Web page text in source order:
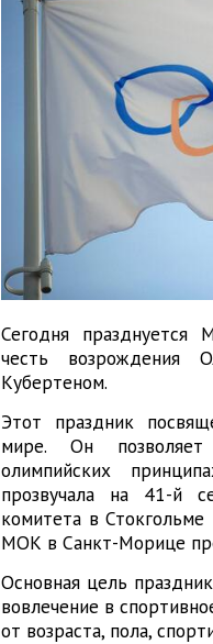
Сегодня
честь возрождения
Кубертеном.
Этот праздник
мире. Он
олимпийских
прозвучала на 41-й
комитета в
МОК в Санкт-Морице
Основная цель
вовлечение в
от возраста, пола,